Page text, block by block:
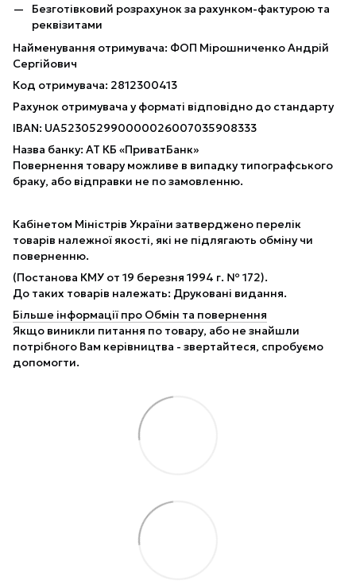
Безготівковий розрахунок за рахунком-фактурою та
реквізитами
Найменування отримувача: ФОП Мірошниченко Андрій
Сергійович
Код отримувача: 2812300413
Рахунок отримувача у форматі відповідно до стандарту
IBAN: UA523052990000026007035908333
Назва банку: АТ КБ «ПриватБанк»
Повернення товару можливе в випадку типографського
браку, або відправки не по замовленню.
Кабінетом Міністрів України затверджено перелік
товарів належної якості, які не підлягають обміну чи
поверненню.
(Постанова КМУ от 19 березня 1994 г. № 172).
До таких товарів належать: Друковані видання.
Більше інформації про Обмін та повернення
Якщо виникли питання по товару, або не знайшли
потрібного Вам керівництва - звертайтеся, спробуємо
допомогти.